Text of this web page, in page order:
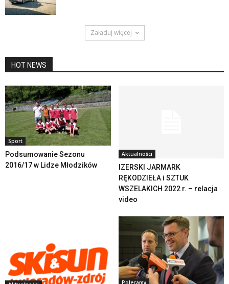
Załaduj więcej
HOT NEWS
Sport
Podsumowanie Sezonu
2016/17 w Lidze Młodzików
Aktualności
IZERSKI JARMARK
RĘKODZIEŁA i SZTUK
WSZELAKICH 2022 r. – relacja
video
Polecamy